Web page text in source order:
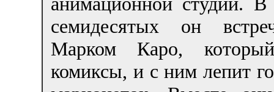
семидесятых он
Марком Каро,
комиксы, и с ним лепит